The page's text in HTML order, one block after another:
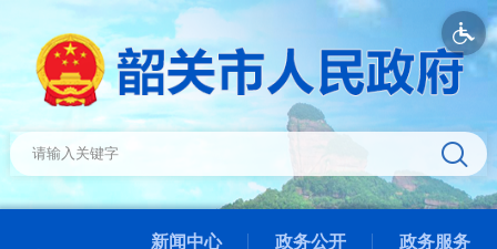
新闻中心 政务公开 政务服务